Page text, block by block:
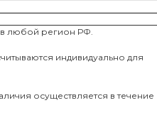
в любой регион РФ.
индивидуально для
осуществляется в течение